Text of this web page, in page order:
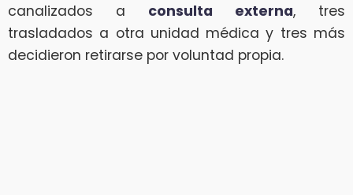
canalizados a consulta externa, tres
trasladados a otra unidad médica y tres más
decidieron retirarse por voluntad propia.